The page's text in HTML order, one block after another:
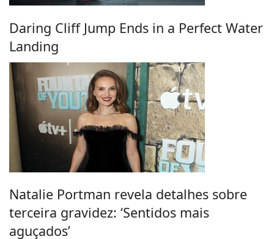
Daring Cliff Jump Ends in a Perfect Water
Landing
Natalie Portman revela detalhes sobre
terceira gravidez: ‘Sentidos mais
aguçados’